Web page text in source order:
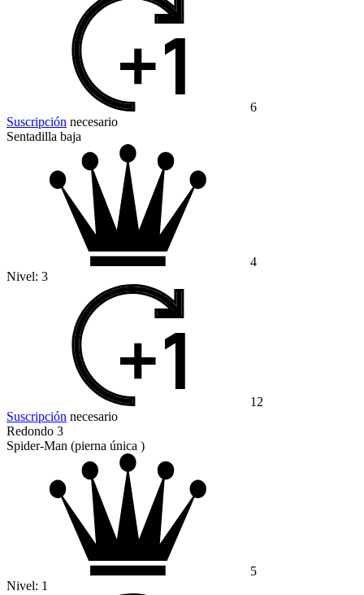
6
Suscripción necesario
Sentadilla baja
4
Nivel: 3
12
Suscripción necesario
Redondo 3
Spider-Man (pierna única )
5
Nivel: 1